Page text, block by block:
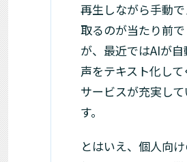
再生しながら手動
取るのが当たり前
が、最近ではAIが
声をテキスト化して
サービスが充実して
す。
とはいえ、個人向